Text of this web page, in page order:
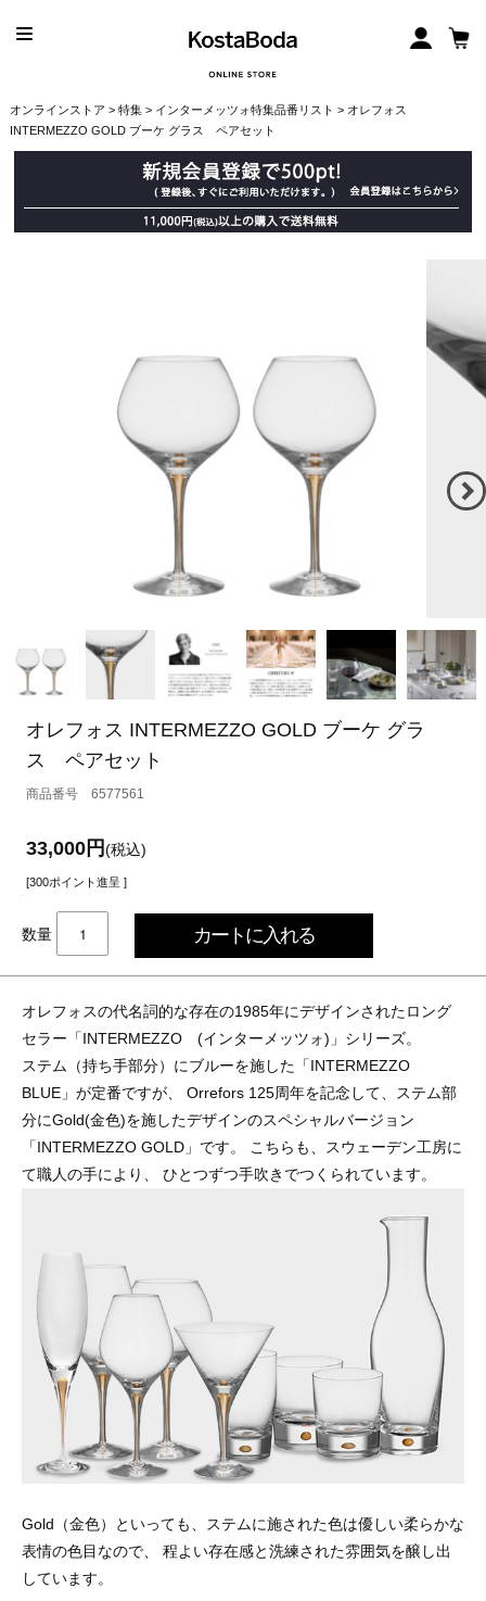
オンラインストア > 特集> インターメッツォ特集品番リスト > オレフォス
INTERMEZZO GOLD ブーケ グラス ペアセット
オレフォス INTERMEZZO GOLD ブーケ グラ
ス ペアセット
6577561
33,000円(税込)
[300ポイント進呈 ]
数量
オレフォスの代名詞的な存在の1985年にデザインされたロング
セラー「INTERMEZZO (インターメッツォ)」シリーズ。
ステム（持ち手部分）にブルーを施した「INTERMEZZO
BLUE」が定番ですが、 Orrefors 125周年を記念して、ステム部
分にGold(金色)を施したデザインのスペシャルバージョン
「INTERMEZZO GOLD」です。 こちらも、スウェーデン工房に
て職人の手により、 ひとつずつ手吹きでつくられています。
Gold（金色）といっても、ステムに施された色は優しい柔らかな
表情の色目なので、 程よい存在感と洗練された雰囲気を醸し出
しています。